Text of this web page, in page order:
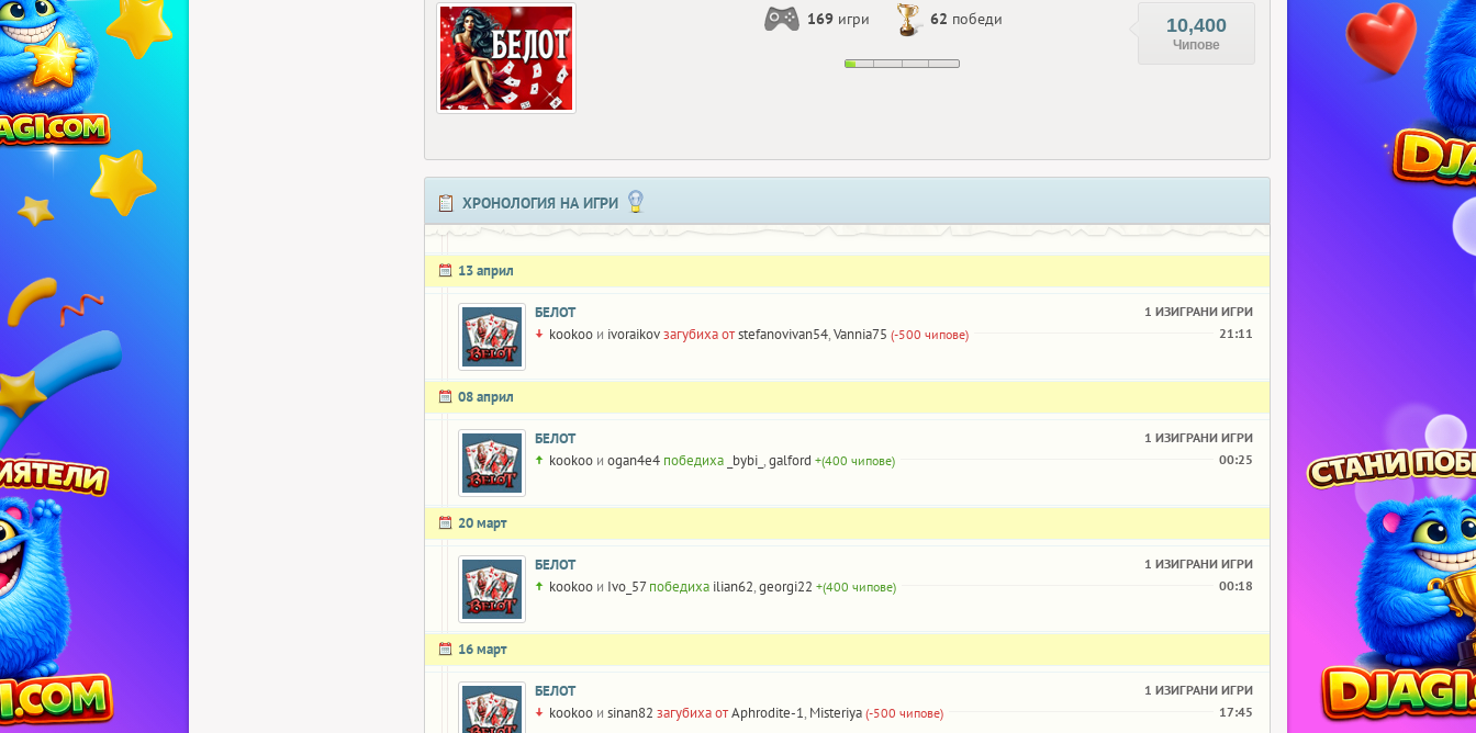
169 игри 62 победи 10,400
Чипове
ХРОНОЛОГИЯ НА ИГРИ
13 април
БЕЛОТ 1 ИЗИГРАНИ ИГРИ
kookoo и ivoraikovзагубиха отstefanovivan54,Vannia75 (-500 чипове) 21:11
08 април
БЕЛОТ 1 ИЗИГРАНИ ИГРИ
kookoo и ogan4e4 победиха _bybi_ ,galford +(400 чипове) 00:25
20 март
БЕЛОТ 1 ИЗИГРАНИ ИГРИ
kookoo и Ivo_57 победиха ilian62,georgi22 +(400 чипове) 00:18
16 март
БЕЛОТ 1 ИЗИГРАНИ ИГРИ
kookoo и sinan82 загубиха отAphrodite-1, Misteriya (-500 чипове) 17:45